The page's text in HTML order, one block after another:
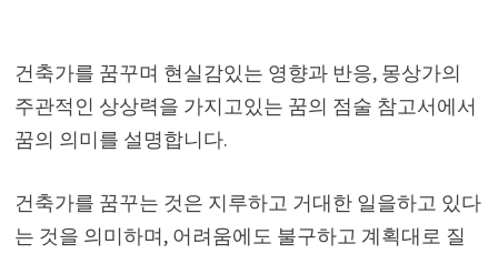
건축가를 꿈꾸며 현실감있는 영향과 반응, 몽상가의
주관적인 상상력을 가지고있는 꿈의 점술 참고서에서
꿈의 의미를 설명합니다.
건축가를 꿈꾸는 것은 지루하고 거대한 일을하고 있다
는 것을 의미하며, 어려움에도 불구하고 계획대로 질